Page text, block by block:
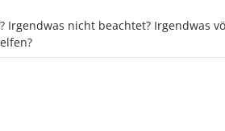
Irgendwas nicht beachtet? Irgendwas